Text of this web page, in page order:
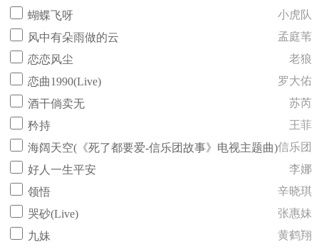
蝴蝶飞呀
小虎队
风中有朵雨做的云
孟庭苇
恋恋风尘
老狼
恋曲1990(Live)
罗大佑
酒干倘卖无
苏芮
矜持
王菲
海阔天空(《死了都要爱-信乐团故事》电视主题曲)信乐团
好人一生平安
李娜
领悟
辛晓琪
哭砂(Live)
张惠妹
九妹
黄鹤翔